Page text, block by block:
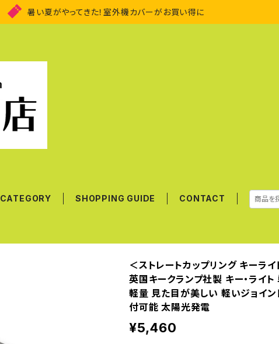
暑い夏がやってきた！室外機カバーがお買い得に
CATEGORY SHOPPING GUIDE CONTACT
＜ストレートカップリング キーラ
英国キークランプ社製 キー・ライ
軽量 見た目が美しい 軽いジョイン
付可能 太陽光発電
¥5,460